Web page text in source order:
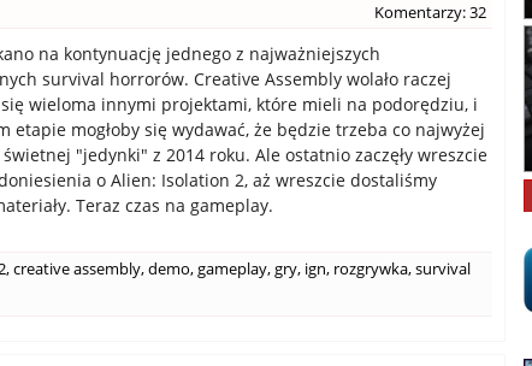
Komentarzy: 32
na kontynuację jednego z najważniejszych
survival horrorów. Creative Assembly wolało raczej
wieloma innymi projektami, które mieli na podorędziu, i
etapie mogłoby się wydawać, że będzie trzeba co najwyżej
"jedynki" z 2014 roku. Ale ostatnio zaczęły wreszcie
o Alien: Isolation 2, aż wreszcie dostaliśmy
Teraz czas na gameplay.
,creative assembly,demo,gameplay,gry, ign, rozgrywka,survival